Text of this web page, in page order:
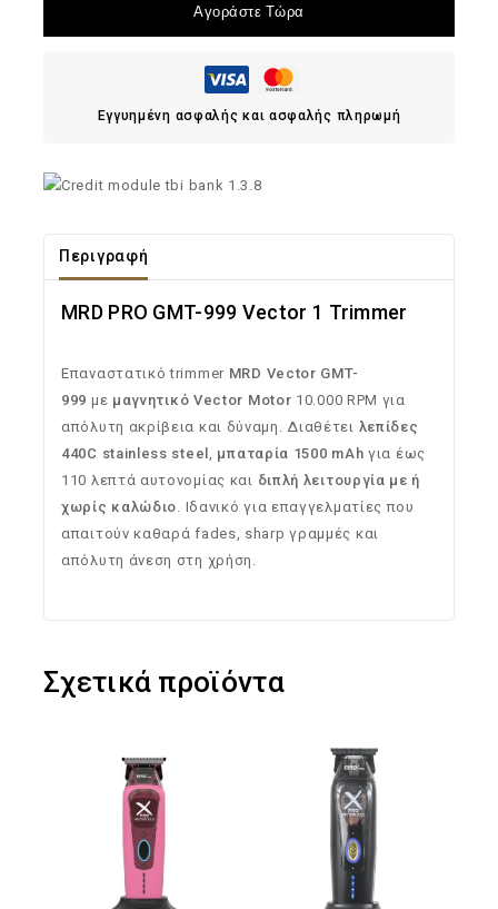
Αγοράστε Τώρα
Εγγυημένη ασφαλής και ασφαλής πληρωμή
Περιγραφή
MRD PRO GMT-999 Vector 1 Trimmer
Επαναστατικό trimmer MRD Vector GMT-
999 με μαγνητικό Vector Motor 10.000 RPM για
απόλυτη ακρίβεια και δύναμη. Διαθέτει λεπίδες
440C stainless steel
μπαταρία 1500 mAh για έως
110 λεπτά αυτονομίας και διπλή λειτουργία με ή
χωρίς καλώδιο . Ιδανικό για επαγγελματίες που
απαιτούν καθαρά fades, sharp γραμμές και
απόλυτη άνεση στη χρήση.
Σχετικά προϊόντα